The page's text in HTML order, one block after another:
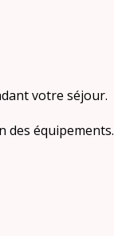
votre séjour.
des équipements.